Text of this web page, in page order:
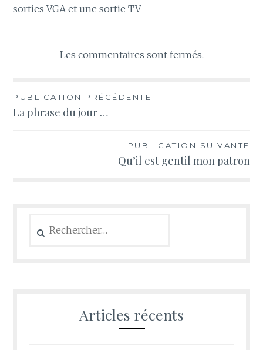
sorties VGA et une sortie TV
Les commentaires sont fermés.
Navigation
de
PUBLICATION PRÉCÉDENTE
La phrase du jour …
PUBLICATION SUIVANTE
Qu’il est gentil mon patron
Articles récents